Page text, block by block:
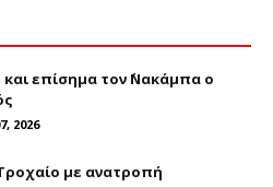
επίσημα τον ΄Νακάμπα ο
2026
με ανατροπή